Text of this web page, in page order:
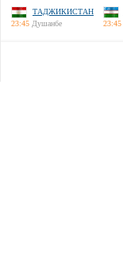
ТАДЖИКИСТАН
23:45 Душанбе
23:45